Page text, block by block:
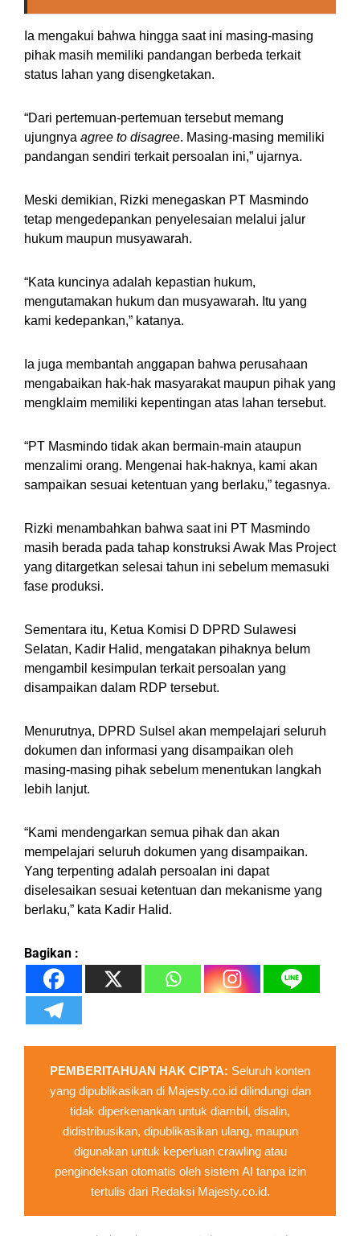
Ia mengakui bahwa hingga saat ini masing-masing
pihak masih memiliki pandangan berbeda terkait
status lahan yang disengketakan.
“Dari pertemuan-pertemuan tersebut memang
ujungnya agree to disagree. Masing-masing memiliki
pandangan sendiri terkait persoalan ini,” ujarnya.
Meski demikian, Rizki menegaskan PT Masmindo
tetap mengedepankan penyelesaian melalui jalur
hukum maupun musyawarah.
“Kata kuncinya adalah kepastian hukum,
mengutamakan hukum dan musyawarah. Itu yang
kami kedepankan,” katanya.
Ia juga membantah anggapan bahwa perusahaan
mengabaikan hak-hak masyarakat maupun pihak yang
mengklaim memiliki kepentingan atas lahan tersebut.
“PT Masmindo tidak akan bermain-main ataupun
menzalimi orang. Mengenai hak-haknya, kami akan
sampaikan sesuai ketentuan yang berlaku,” tegasnya.
Rizki menambahkan bahwa saat ini PT Masmindo
masih berada pada tahap konstruksi Awak Mas Project
yang ditargetkan selesai tahun ini sebelum memasuki
fase produksi.
Sementara itu, Ketua Komisi D DPRD Sulawesi
Selatan, Kadir Halid, mengatakan pihaknya belum
mengambil kesimpulan terkait persoalan yang
disampaikan dalam RDP tersebut.
Menurutnya, DPRD Sulsel akan mempelajari seluruh
dokumen dan informasi yang disampaikan oleh
masing-masing pihak sebelum menentukan langkah
lebih lanjut.
“Kami mendengarkan semua pihak dan akan
mempelajari seluruh dokumen yang disampaikan.
Yang terpenting adalah persoalan ini dapat
diselesaikan sesuai ketentuan dan mekanisme yang
berlaku,” kata Kadir Halid.
Bagikan :
PEMBERITAHUAN HAK CIPTA: Seluruh konten
yang dipublikasikan di Majesty.co.id dilindungi dan
tidak diperkenankan untuk diambil, disalin,
didistribusikan, dipublikasikan ulang, maupun
digunakan untuk keperluan crawling atau
pengindeksan otomatis oleh sistem AI tanpa izin
tertulis dari Redaksi Majesty.co.id.